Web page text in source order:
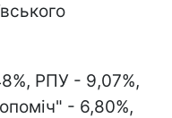
РПУ - 9,07%,
- 6,80%,